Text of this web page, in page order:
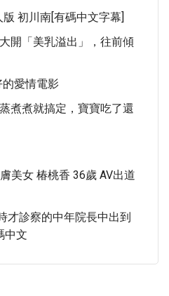
初川南[有碼中文字幕]
開「美乳溢出」，往前傾
愛情電影
煮煮就搞定，寶寶吃了還
美女 椿桃香 36歲 AV出道
才診察的中年院長中出到
中文